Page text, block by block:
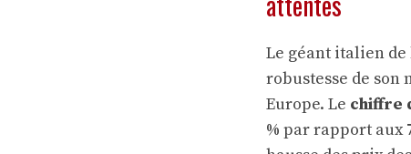
Le géant italien de
robustesse de son
Europe. Le chiffre
% par rapport aux